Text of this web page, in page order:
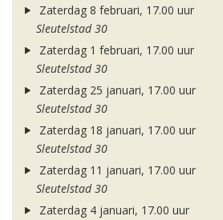
Zaterdag 8 februari, 17.00 uur
Sleutelstad 30
Zaterdag 1 februari, 17.00 uur
Sleutelstad 30
Zaterdag 25 januari, 17.00 uur
Sleutelstad 30
Zaterdag 18 januari, 17.00 uur
Sleutelstad 30
Zaterdag 11 januari, 17.00 uur
Sleutelstad 30
Zaterdag 4 januari, 17.00 uur